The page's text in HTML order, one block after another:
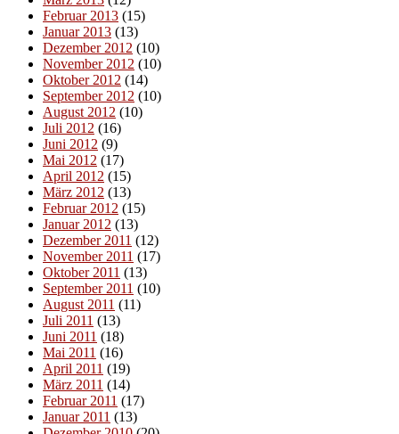
Februar 2013 (15)
Januar 2013 (13)
Dezember 2012 (10)
November 2012 (10)
Oktober 2012 (14)
September 2012 (10)
August 2012 (10)
Juli 2012 (16)
Juni 2012 (9)
Mai 2012 (17)
April 2012 (15)
März 2012 (13)
Februar 2012 (15)
Januar 2012 (13)
Dezember 2011 (12)
November 2011 (17)
Oktober 2011 (13)
September 2011 (10)
August 2011 (11)
Juli 2011 (13)
Juni 2011 (18)
Mai 2011 (16)
April 2011 (19)
März 2011 (14)
Februar 2011 (17)
Januar 2011 (13)